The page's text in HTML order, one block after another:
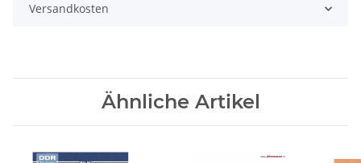
Versandkosten
Ähnliche Artikel